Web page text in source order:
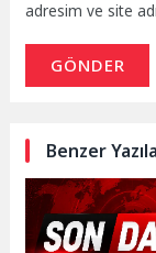
adresim ve site
GÖNDER
Benzer